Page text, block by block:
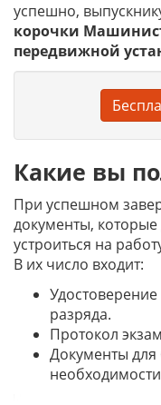
успешно,
корочки
передвижной
Какие вы
При успешном
документы,
устроиться на
В их число входит:
разряда.
Протокол
Документы для